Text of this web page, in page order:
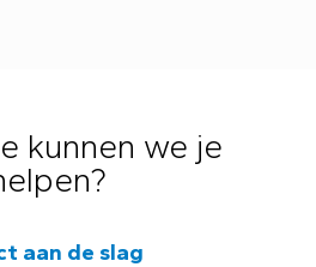
kunnen we je
aan de slag